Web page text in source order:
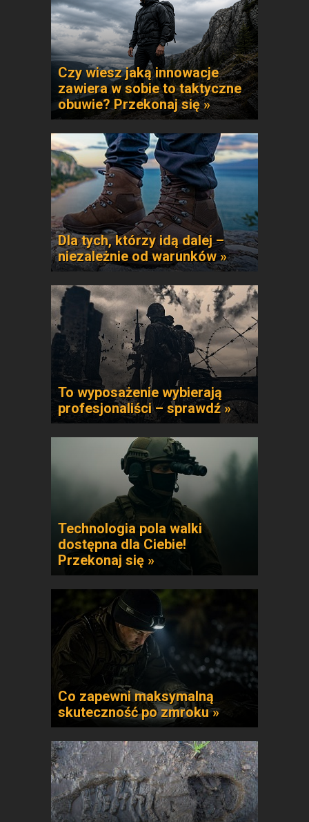
Czy wiesz jaką innowacje
zawiera w sobie to taktyczne
obuwie? Przekonaj się »
Dla tych, którzy idą dalej –
niezależnie od warunków »
To wyposażenie wybierają
profesjonaliści – sprawdź »
Technologia pola walki
dostępna dla Ciebie!
Przekonaj się »
Co zapewni maksymalną
skuteczność po zmroku »